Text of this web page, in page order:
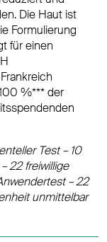
Die Haut ist
Formulierung
für einen
%*** der
Test – 10
22 freiwillige
– 22
unmittelbar